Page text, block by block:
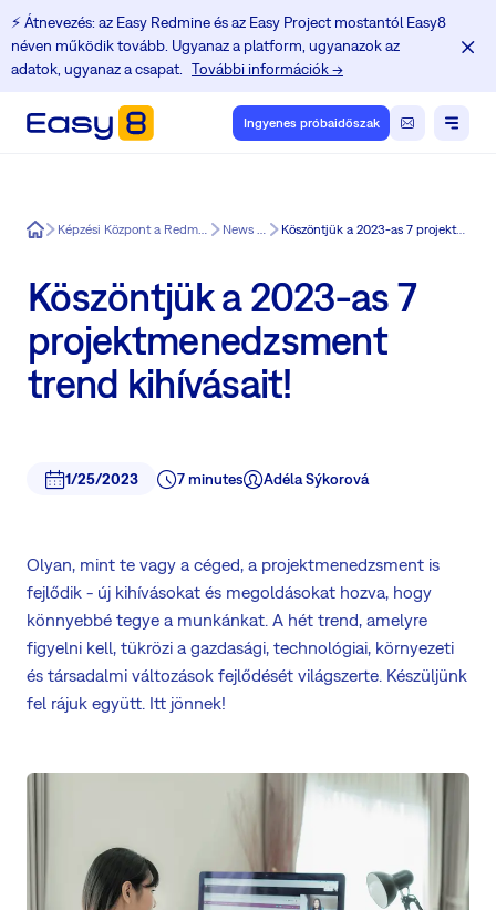
⚡️ Átnevezés: az Easy Redmine és az Easy Project mostantól Easy8
néven működik tovább. Ugyanaz a platform, ugyanazok az
adatok, ugyanaz a csapat.
További információk →
Ingyenes próbaidőszak
Easy8 Képzési Központ a Redmine felhasználók számára News in Easy8 Köszöntjük a 2023-as 7 projektmenedzsment trend kihívásait!
Köszöntjük a 2023-as 7
projektmenedzsment
trend kihívásait!
1/25/2023 7 minutes Adéla Sýkorová
Olyan, mint te vagy a céged, a projektmenedzsment is
fejlődik - új kihívásokat és megoldásokat hozva, hogy
könnyebbé tegye a munkánkat. A hét trend, amelyre
figyelni kell, tükrözi a gazdasági, technológiai, környezeti
és társadalmi változások fejlődését világszerte. Készüljünk
fel rájuk együtt. Itt jönnek!